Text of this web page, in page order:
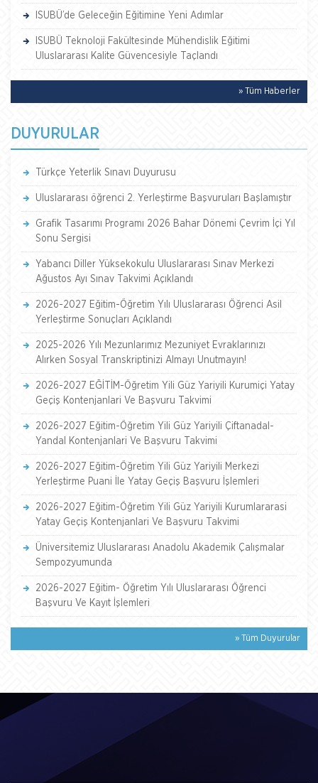
ISUBÜ’de Geleceğin Eğitimine Yeni Adımlar
ISUBÜ Teknoloji Fakültesinde Mühendislik Eğitimi
Uluslararası Kalite Güvencesiyle Taçlandı
» Tüm Haberler
DUYURULAR
Türkçe Yeterlik Sınavı Duyurusu
Uluslararası öğrenci 2. Yerleştirme Başvuruları Başlamıştır
Grafik Tasarımı Programı 2026 Bahar Dönemi Çevrim İçi Yıl
Sonu Sergisi
Yabancı Diller Yüksekokulu Uluslararası Sınav Merkezi
Ağustos Ayı Sınav Takvimi Açıklandı
2026-2027 Eğitim-Öğretim Yılı Uluslararası Öğrenci Asil
Yerleştirme Sonuçları Açıklandı
2025-2026 Yılı Mezunlarımız Mezuniyet Evraklarınızı
Alırken Sosyal Transkriptinizi Almayı Unutmayın!
2026-2027 EĞİTİM-Öğretim Yili Güz Yariyili Kurumiçi Yatay
Geçiş Kontenjanlari Ve Başvuru Takvimi
2026-2027 Eğitim-Öğretim Yili Güz Yariyili Çiftanadal-
Yandal Kontenjanlari Ve Başvuru Takvimi
2026-2027 Eğitim-Öğretim Yili Güz Yariyili Merkezi
Yerleştirme Puani İle Yatay Geçiş Başvuru İşlemleri
2026-2027 Eğitim-Öğretim Yili Güz Yariyili Kurumlararasi
Yatay Geçiş Kontenjanlari Ve Başvuru Takvimi
Üniversitemiz Uluslararası Anadolu Akademik Çalışmalar
Sempozyumunda
2026-2027 Eğitim- Öğretim Yılı Uluslararası Öğrenci
Başvuru Ve Kayıt İşlemleri
» Tüm Duyurular